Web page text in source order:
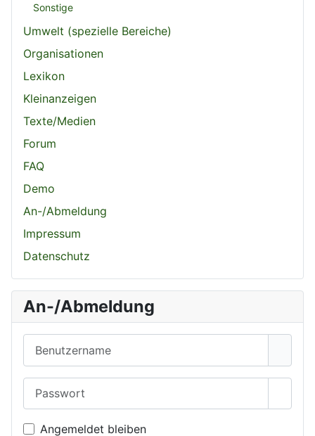
Sonstige
Umwelt (spezielle Bereiche)
Organisationen
Lexikon
Kleinanzeigen
Texte/Medien
Forum
FAQ
Demo
An-/Abmeldung
Impressum
Datenschutz
An-/Abmeldung
Angemeldet bleiben